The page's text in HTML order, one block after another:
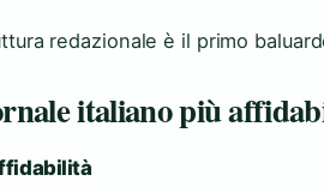
redazionale è il primo
italiano più